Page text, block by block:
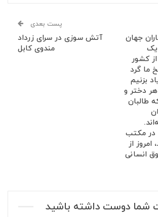
جهان
یک
کشور
ما گرد
بزنیم
دختر و
طالبان
در مکتب
امروز از
انسانی
پست بعدی
آتش سوزی در سرای زرداد
مندوی کابل
شما دوست داشته باشید